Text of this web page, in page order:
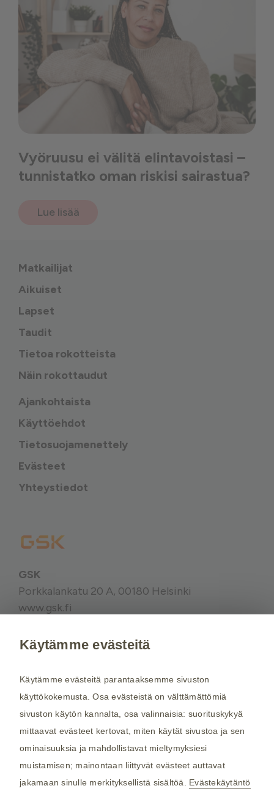
Vyöruusu ei välitä elintavoistasi –
tunnistatko oman riskisi sairastua?
Lue lisää
Matkailijat
Aikuiset
Lapset
Taudit
Tietoa rokotteista
Näin rokottaudut
Ajankohtaista
Käyttöehdot
Tietosuojamenettely
Evästeet
Yhteystiedot
GSK
Porkkalankatu 20 A, 00180 Helsinki
www.gsk.fi
ammattilaiselta. Rokotussuositukset perustuvat
THL:nsuosituksiin. Maakohtaiset
rokotussuositukset perustuvatMatkailijan
terveysoppaaseen, jota toimittaa Kustannus Oy
Duodecim (aiemmin THL). Tarkistamme
maakohtaiset rokotesuositukset kahdesti
vuodessa.
Käytämme evästeitä
Käytämme evästeitä parantaaksemme sivuston
käyttökokemusta. Osa evästeistä on välttämättömiä
sivuston käytön kannalta, osa valinnaisia: suorituskykyä
mittaavat evästeet kertovat, miten käytät sivustoa ja sen
ominaisuuksia ja mahdollistavat mieltymyksiesi
muistamisen; mainontaan liittyvät evästeet auttavat
jakamaan sinulle merkityksellistä sisältöä. Evästekäytäntö